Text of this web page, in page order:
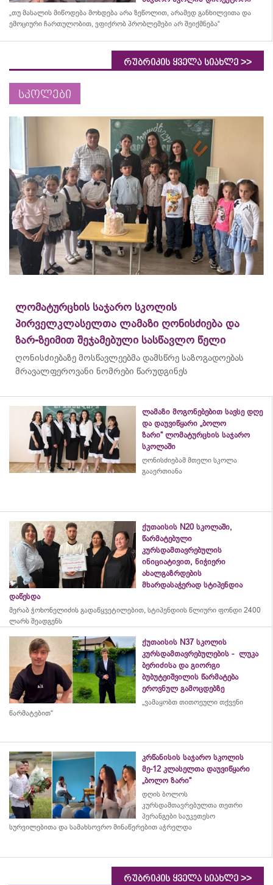
„თუ მასალის მიწოდება მოხდება არა ზეწოლით, არამედ განხილვითა და
ემოციური ჩართულობით, ვფიქრობ პრობლემები არ შეიქმნება“
რუბრიკის ყველა სიახლე >>
სკოლები
ლომატურცხის საჯარო სკოლის
პირველკლასელთა ლამაზი ღონისძიება და
ზარ-ზეიმით შეჯამებული სასწავლო წელი
ღონისძიებაზე მოსწავლეებმა დამსწრე საზოგადოებას
მრავალფეროვანი ნომრები წარუდგინეს
ლამაზი მოგონებებით სავსე დღე
და დაუვიწყარი „ბოლო
ზარი“ ლომატურცხის საჯარო
სკოლაში
ღონისძიებამ მთელი სკოლა
გააერთიანა
ქუთაისის N20 სკოლაში,
წარმატებული
კურსდამთავრებულის
ინიციატივით, ნიჭიერი
ახალგაზრდების
მხარდასაჭერად სტიპენდია
დაწესდა
მერაბ ჭოხონელიძის გადაწყვეტილებით, სტიპენდიის წლიური ფონდი 2400
ლარს შეადგენს
ქუთაისის N37 სკოლის
კურსდამთავრებულების - ლუკა
ბერიძისა და გიორგი
ბუბუტეიშვილის წარმატება
ეროვნულ გამოცდებზე
„ვამაყობთ თითოეული თქვენი
წარმატებით“
კრწანისის საჯარო სკოლის
მე-12 კლასელთა დაუვიწყარი
„ბოლო ზარი“
დღის ბოლოს
კურსდამთავრებულთა თეთრი
პერანგები საუკეთესო
სურვილებითა და სამახსოვრო მინაწერებით აჭრელდა
რუბრიკის ყველა სიახლე >>